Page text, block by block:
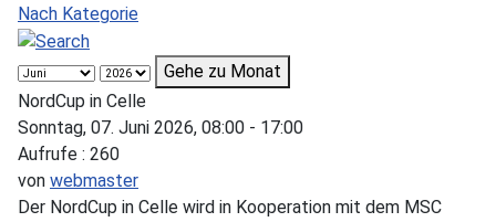
Nach Kategorie
Gehe zu Monat
NordCup in Celle
Sonntag, 07. Juni 2026, 08:00 - 17:00
Aufrufe : 260
von webmaster
Der NordCup in Celle wird in Kooperation mit dem MSC